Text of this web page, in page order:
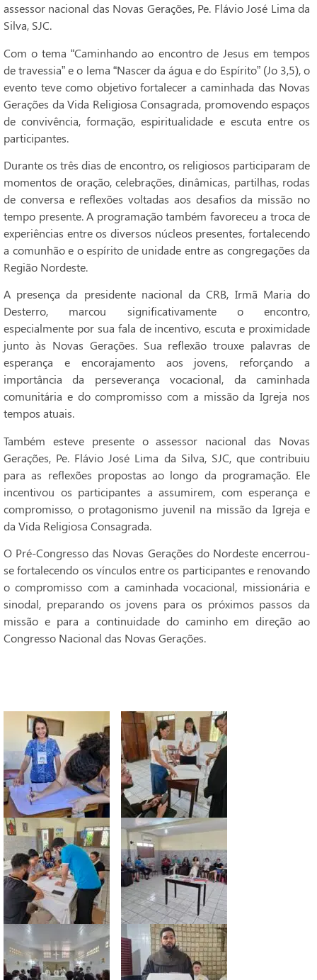
assessor nacional das Novas Gerações, Pe. Flávio José Lima da
Silva, SJC.
Com o tema “Caminhando ao encontro de Jesus em tempos
de travessia” e o lema “Nascer da água e do Espírito” (Jo 3,5), o
evento teve como objetivo fortalecer a caminhada das Novas
Gerações da Vida Religiosa Consagrada, promovendo espaços
de convivência, formação, espiritualidade e escuta entre os
participantes.
Durante os três dias de encontro, os religiosos participaram de
momentos de oração, celebrações, dinâmicas, partilhas, rodas
de conversa e reflexões voltadas aos desafios da missão no
tempo presente. A programação também favoreceu a troca de
experiências entre os diversos núcleos presentes, fortalecendo
a comunhão e o espírito de unidade entre as congregações da
Região Nordeste.
A presença da presidente nacional da CRB, Irmã Maria do
Desterro, marcou significativamente o encontro,
especialmente por sua fala de incentivo, escuta e proximidade
junto às Novas Gerações. Sua reflexão trouxe palavras de
esperança e encorajamento aos jovens, reforçando a
importância da perseverança vocacional, da caminhada
comunitária e do compromisso com a missão da Igreja nos
tempos atuais.
Também esteve presente o assessor nacional das Novas
Gerações, Pe. Flávio José Lima da Silva, SJC, que contribuiu
para as reflexões propostas ao longo da programação. Ele
incentivou os participantes a assumirem, com esperança e
compromisso, o protagonismo juvenil na missão da Igreja e
da Vida Religiosa Consagrada.
O Pré-Congresso das Novas Gerações do Nordeste encerrou-
se fortalecendo os vínculos entre os participantes e renovando
o compromisso com a caminhada vocacional, missionária e
sinodal, preparando os jovens para os próximos passos da
missão e para a continuidade do caminho em direção ao
Congresso Nacional das Novas Gerações.